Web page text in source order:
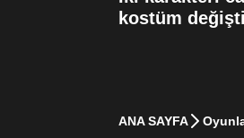
kostüm
ANA SAYFA